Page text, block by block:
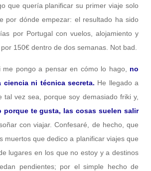
que quería planificar su primer viaje solo
por dónde empezar: el resultado ha sido
por Portugal con vuelos, alojamiento y
150€ dentro de dos semanas. Not bad.
pongo a pensar en cómo lo hago, no
ciencia ni técnica secreta. He llegado a
tal vez sea, porque soy demasiado friki y,
porque te gusta, las cosas suelen salir
con viajar. Confesaré, de hecho, que
muertos que dedico a planificar viajes que
lugares en los que no estoy y a destinos
pendientes; por el simple hecho de